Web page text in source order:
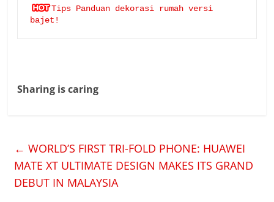
Tips Panduan dekorasi rumah versi
bajet!
Sharing is caring
← WORLD’S FIRST TRI-FOLD PHONE: HUAWEI
MATE XT ULTIMATE DESIGN MAKES ITS GRAND
DEBUT IN MALAYSIA